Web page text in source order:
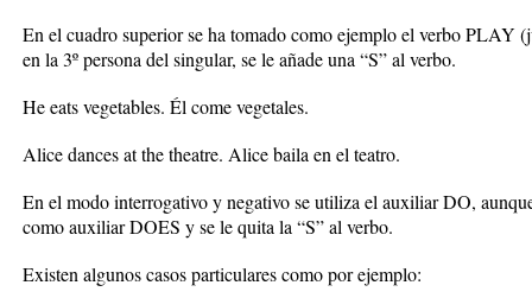
En el cuadro superior se ha tomado como ejemplo el verbo PLAY
en la 3º persona del singular, se le añade una “S” al verbo.
He eats vegetables. Él come vegetales.
Alice dances at the theatre. Alice baila en el teatro.
En el modo interrogativo y negativo se utiliza el auxiliar DO,
como auxiliar DOES y se le quita la “S” al verbo.
Existen algunos casos particulares como por ejemplo: